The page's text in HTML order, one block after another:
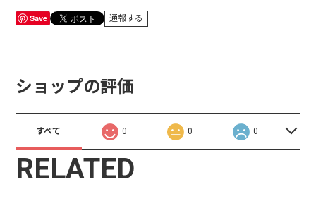
Save 通報する
ショップの評価
すべて 0 0 0
RELATED